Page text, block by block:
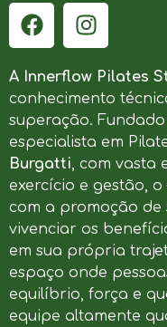
A Innerflow Pilates
conhecimento
superação.
especialista em
Burgatti, com vasta
exercício e gestão,
com a promoção de
vivenciar os
em sua própria
espaço onde
equilíbrio, força e
equipe altamente